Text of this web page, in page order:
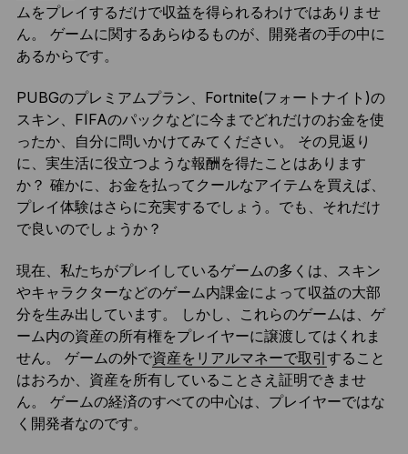
ムをプレイするだけで収益を得られるわけではありませ
ん。 ゲームに関するあらゆるものが、開発者の手の中に
あるからです。
PUBGのプレミアムプラン、Fortnite(フォートナイト)の
スキン、FIFAのパックなどに今までどれだけのお金を使
ったか、自分に問いかけてみてください。 その見返り
に、実生活に役立つような報酬を得たことはあります
か？ 確かに、お金を払ってクールなアイテムを買えば、
プレイ体験はさらに充実するでしょう。でも、それだけ
で良いのでしょうか？
現在、私たちがプレイしているゲームの多くは、スキン
やキャラクターなどのゲーム内課金によって収益の大部
分を生み出しています。 しかし、これらのゲームは、ゲ
ーム内の資産の所有権をプレイヤーに譲渡してはくれま
せん。 ゲームの外で資産をリアルマネーで取引すること
はおろか、資産を所有していることさえ証明できませ
ん。 ゲームの経済のすべての中心は、プレイヤーではな
く開発者なのです。